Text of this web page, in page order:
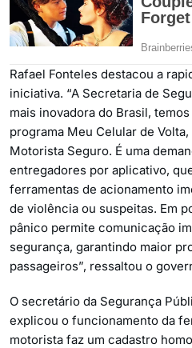
Rafael Fonteles destacou a
iniciativa. “A Secretaria de
mais inovadora do Brasil,
programa Meu Celular de
Motorista Seguro. É uma
entregadores por aplicativo,
ferramentas de acionamento
de violência ou suspeitas. Em
pânico permite comunicação
segurança, garantindo maior
passageiros”, ressaltou o
O secretário da Segurança
explicou o funcionamento da
motorista faz um cadastro